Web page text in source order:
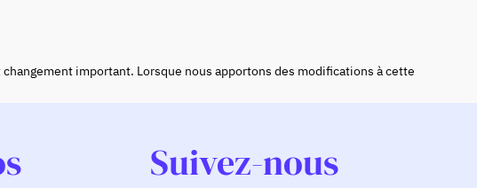
important. Lorsque nous apportons des modifications à cette
Suivez-nous